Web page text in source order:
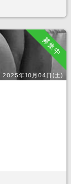
募集中
2025年10月04日(土)